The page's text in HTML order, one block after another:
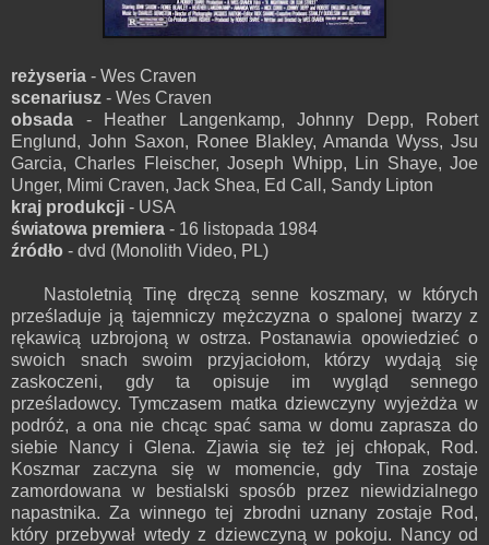
reżyseria - Wes Craven
scenariusz - Wes Craven
obsada - Heather Langenkamp, Johnny Depp, Robert
Englund, John Saxon, Ronee Blakley, Amanda Wyss, Jsu
Garcia, Charles Fleischer, Joseph Whipp, Lin Shaye, Joe
Unger, Mimi Craven, Jack Shea, Ed Call, Sandy Lipton
kraj produkcji - USA
światowa premiera - 16 listopada 1984
źródło - dvd (Monolith Video, PL)
Nastoletnią Tinę dręczą senne koszmary, w których
prześladuje ją tajemniczy mężczyzna o spalonej twarzy z
rękawicą uzbrojoną w ostrza. Postanawia opowiedzieć o
swoich snach swoim przyjaciołom, którzy wydają się
zaskoczeni, gdy ta opisuje im wygląd sennego
prześladowcy. Tymczasem matka dziewczyny wyjeżdża w
podróż, a ona nie chcąc spać sama w domu zaprasza do
siebie Nancy i Glena. Zjawia się też jej chłopak, Rod.
Koszmar zaczyna się w momencie, gdy Tina zostaje
zamordowana w bestialski sposób przez niewidzialnego
napastnika. Za winnego tej zbrodni uznany zostaje Rod,
który przebywał wtedy z dziewczyną w pokoju. Nancy od